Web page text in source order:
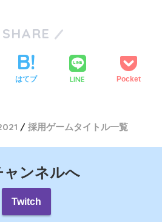
SHARE
はてブ LINE Pocket
採用ゲームタイトル一覧
ンネルへ
Twitch